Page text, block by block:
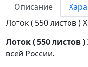
Описание
Лоток ( 550 листов )
Лоток ( 550 листов )
всей России.